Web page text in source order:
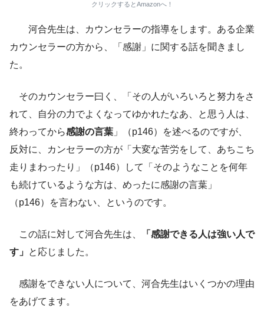
クリックするとAmazonへ！
河合先生は、カウンセラーの指導をします。ある企業
カウンセラーの方から、「感謝」に関する話を聞きまし
た。
そのカウンセラー曰く、「その人がいろいろと努力をさ
れて、自分の力でよくなってゆかれたなあ、と思う人は、
終わってから感謝の言葉 」（p146）を述べるのですが、
反対に、カンセラーの方が「大変な苦労をして、あちこち
走りまわったり」（p146）して「そのようなことを何年
も続けているような方は、めったに感謝の言葉」
（p146）を言わない、というのです。
この話に対して河合先生は、
「感謝できる人は強い人で
す」 と応じました。
感謝をできない人について、河合先生はいくつかの理由
をあげてます。